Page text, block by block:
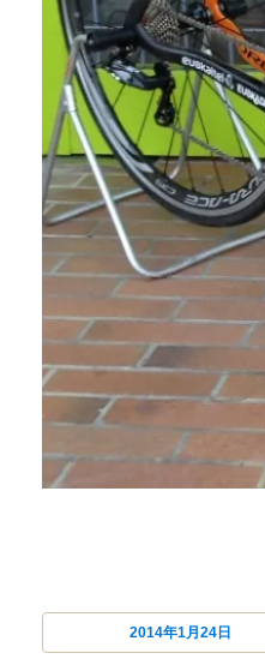
2014年1月24日